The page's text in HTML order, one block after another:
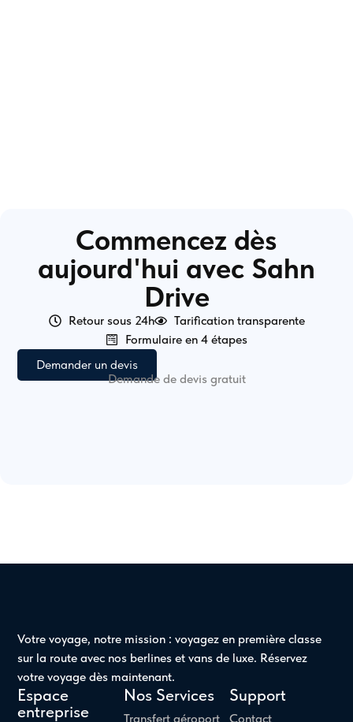
Commencez dès
aujourd'hui avec Sahn
Drive
Retour sous 24h
Tarification transparente
Formulaire en 4 étapes
Demander un devis
Demande de devis gratuit
Votre voyage, notre mission : voyagez en première classe
sur la route avec nos berlines et vans de luxe. Réservez
votre voyage dès maintenant.
Espace
entreprise
Nos Services
Transfert aéroport
Support
Contact